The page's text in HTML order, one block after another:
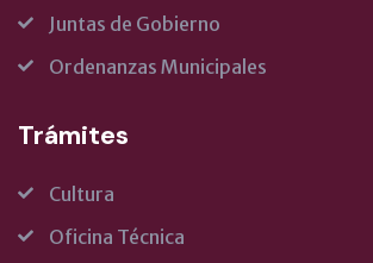
Juntas de Gobierno
Ordenanzas Municipales
Trámites
Cultura
Oficina Técnica